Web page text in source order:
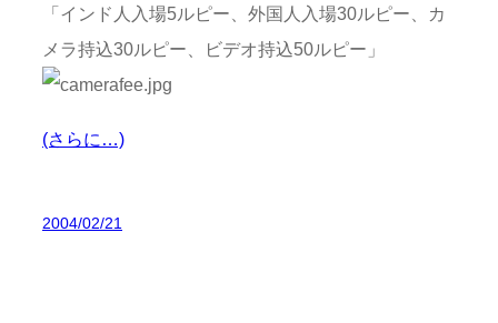
「インド人入場5ルピー、外国人入場30ルピー、カ
メラ持込30ルピー、ビデオ持込50ルピー」
(さらに…)
2004/02/21